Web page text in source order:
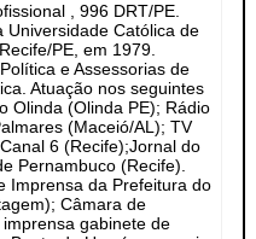
, 996 DRT/PE.
Universidade Católica de
PE, em 1979.
e Assessorias de
Atuação nos seguintes
Olinda (Olinda PE); Rádio
(Maceió/AL); TV
6 (Recife);Jornal do
Pernambuco (Recife).
Imprensa da Prefeitura do
Câmara de
gabinete de